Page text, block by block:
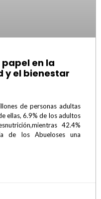
papel en la
y el bienestar
de personas adultas
ellas, 6.9% de los adultos
42.4%
de los Abueloses una